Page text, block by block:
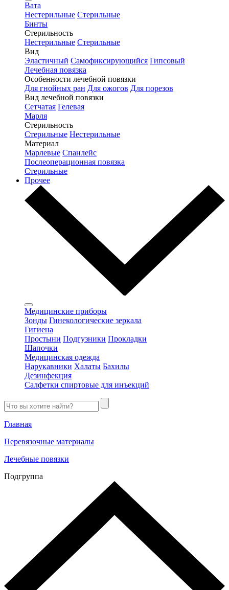
Вата
Нестерильные Стерильные
Бинты
Стерильность
Нестерильные Стерильные
Вид
Эластичный Самофиксирующийся Гипсовый
Лечебная повязка
Особенности лечебной повязки
Для гнойных ран Для ожогов Для порезов
Вид лечебной повязки
Сетчатая Гелевая
Марля
Стерильность
Стерильные Нестерильные
Материал
Марлевые Спанлейс
Послеоперационная повязка
Стерильные
Прочее
Медицинские приборы
Зонды Гинекологические зеркала
Гигиена
Простыни Подгузники Прокладки
Шапочки
Медицинская одежда
Нарукавники Халаты Бахилы
Дезинфекция
Салфетки спиртовые для инъекций
Главная
Перевязочные материалы
Лечебные повязки
Подгруппа